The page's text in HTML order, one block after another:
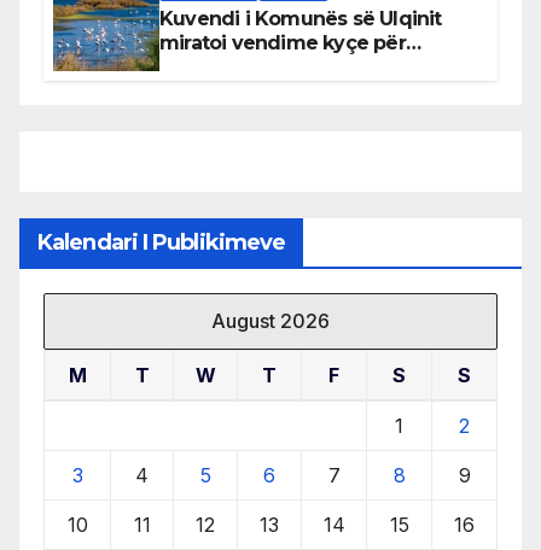
Kuvendi i Komunës së Ulqinit
miratoi vendime kyçe për
Kalendari I Publikimeve
August 2026
M T W T F S S
1 2
3 4 5 6 7 8 9
10 11 12 13 14 15 16